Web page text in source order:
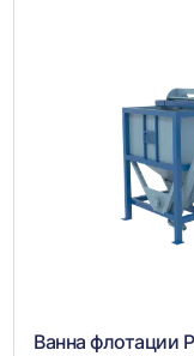
Ванна флотации